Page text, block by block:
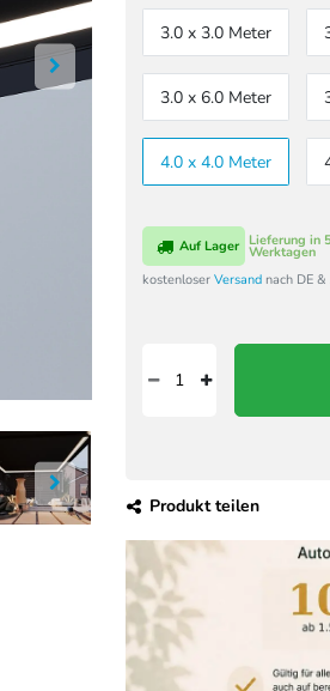
3.0 x 3.0 Meter
3.0 x 6.0 Meter
4.0 x 4.0 Meter
Lieferung in
Werktagen
Auf Lager
kostenloser Versand nach DE &
Produkt teilen